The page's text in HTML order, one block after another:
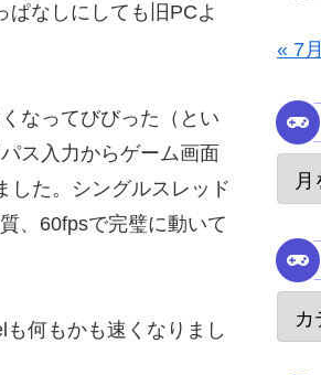
なしにしても旧PCよ
なってびびった（とい
ス入力からゲーム画面
した。シングルスレッド
、60fpsで完璧に動いて
何もかも速くなりまし
« 7月